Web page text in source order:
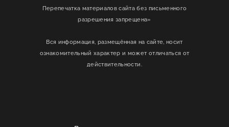
Перепечатка материалов сайта без письменного
разрешения запрещена»
Вся информация, размещённая на сайте, носит
ознакомительный характер и может отличаться от
действительности.